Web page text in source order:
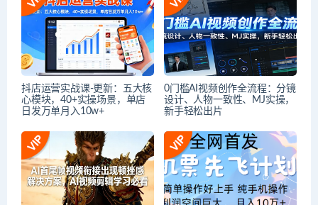
抖店运营实战课-更新：五大核
心模块，40+实操场景，单店
日发万单月入10w+
0门槛AI视频创作全流程：分镜
设计、人物一致性、MJ实操，
新手轻松出片